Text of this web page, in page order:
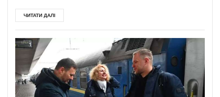
ЧИТАТИ ДАЛІ